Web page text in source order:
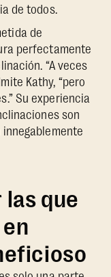
de todos.
de
perfectamente
“A veces
Kathy, “pero
Su experiencia
son
que